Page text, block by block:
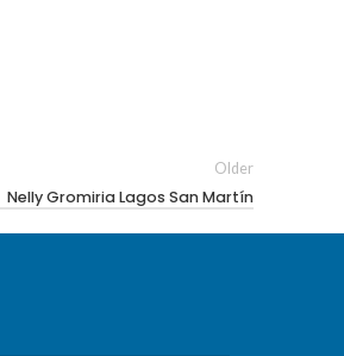
Older
Nelly Gromiria Lagos San Martín